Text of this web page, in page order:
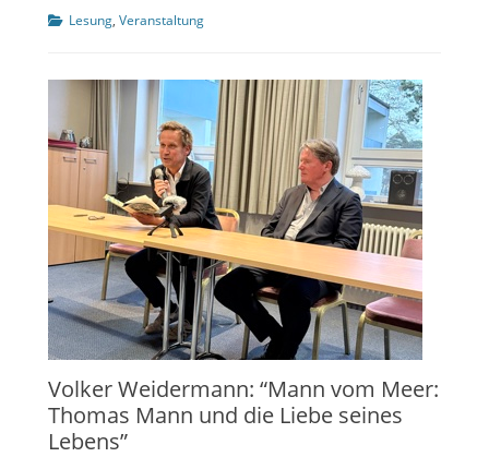
Kategorien
Lesung, Veranstaltung
Volker Weidermann: “Mann vom Meer:
Thomas Mann und die Liebe seines
Lebens”